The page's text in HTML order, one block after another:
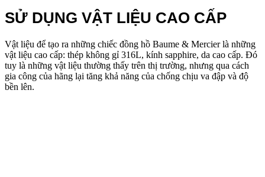
SỬ DỤNG VẬT LIỆU CAO CẤP
Vật liệu để tạo ra những chiếc đồng hồ Baume & Mercier là những
vật liệu cao cấp: thép không gỉ 316L, kính sapphire, da cao cấp. Đó
tuy là những vật liệu thường thấy trên thị trường, nhưng qua cách
gia công của hãng lại tăng khả năng của chống chịu va đập và độ
bền lên.